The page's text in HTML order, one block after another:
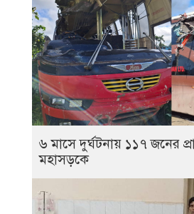
৬ মাসে দুর্ঘটনায় ১১৭ জনের
মহাসড়কে